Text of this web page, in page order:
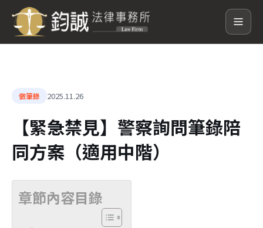
做筆錄 2025.11.26
【緊急禁見】警察詢問筆錄陪
同方案（適用中階）
章節內容目錄